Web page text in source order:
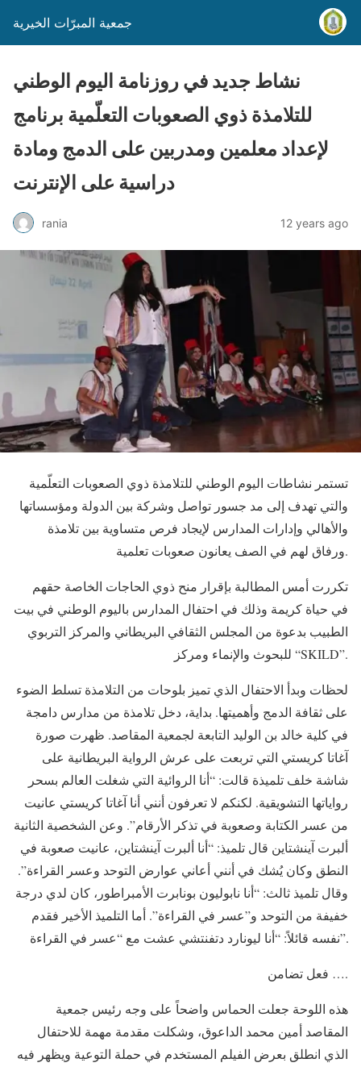
جمعية المبرّات الخيرية
نشاط جديد في روزنامة اليوم الوطني
للتلامذة ذوي الصعوبات التعلّمية برنامج
لإعداد معلمين ومدربين على الدمج ومادة
دراسية على الإنترنت
rania 12 years ago
تستمر نشاطات اليوم الوطني للتلامذة ذوي الصعوبات التعلّمية
والتي تهدف إلى مد جسور تواصل وشركة بين الدولة ومؤسساتها
والأهالي وإدارات المدارس لإيجاد فرص متساوية بين تلامذة
ورفاق لهم في الصف يعانون صعوبات تعلمية.
تكررت أمس المطالبة بإقرار منح ذوي الحاجات الخاصة حقهم
في حياة كريمة وذلك في احتفال المدارس باليوم الوطني في بيت
الطبيب بدعوة من المجلس الثقافي البريطاني والمركز التربوي
للبحوث والإنماء ومركز “SKILD”.
لحظات وبدأ الاحتفال الذي تميز بلوحات من التلامذة تسلط الضوء
على ثقافة الدمج وأهميتها. بداية، دخل تلامذة من مدارس دامجة
في كلية خالد بن الوليد التابعة لجمعية المقاصد. ظهرت صورة
آغاتا كريستي التي تربعت على عرش الرواية البريطانية على
شاشة خلف تلميذة قالت: “أنا الروائية التي شغلت العالم بسحر
رواياتها التشويقية. لكنكم لا تعرفون أنني أنا آغاتا كريستي عانيت
من عسر الكتابة وصعوبة في تذكر الأرقام”. وعن الشخصية الثانية
ألبرت آينشتاين قال تلميذ: “أنا ألبرت آينشتاين، عانيت صعوبة في
النطق وكان يُشك في أنني أعاني عوارض التوحد وعسر القراءة”.
وقال تلميذ ثالث: “أنا نابوليون بونابرت الأمبراطور، كان لدي درجة
خفيفة من التوحد و”عسر في القراءة”. أما التلميذ الأخير فقدم
نفسه قائلاً: “أنا ليونارد دتفنتشي عشت مع “عسر في القراءة”.
فعل تضامن ….
هذه اللوحة جعلت الحماس واضحاً على وجه رئيس جمعية
المقاصد أمين محمد الداعوق، وشكلت مقدمة مهمة للاحتفال
الذي انطلق بعرض الفيلم المستخدم في حملة التوعية ويظهر فيه